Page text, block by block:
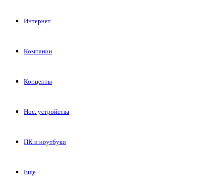
Интернет
Компании
Концепты
Нос. устройства
ПК и ноутбуки
Еще